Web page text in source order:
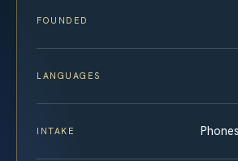
FOUNDED
LANGUAGES
INTAKE